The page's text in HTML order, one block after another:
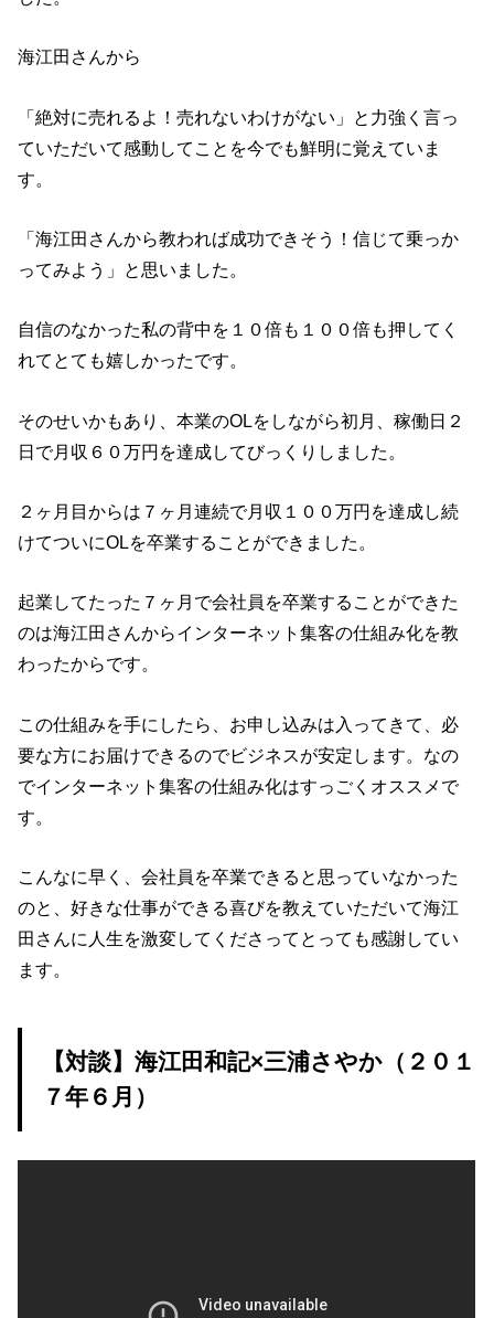
海江田さんから
「絶対に売れるよ！売れないわけがない」と力強く言っ
ていただいて感動してことを今でも鮮明に覚えていま
す。
「海江田さんから教われば成功できそう！信じて乗っか
ってみよう」と思いました。
自信のなかった私の背中を１０倍も１００倍も押してく
れてとても嬉しかったです。
そのせいかもあり、本業のOLをしながら初月、稼働日２
日で月収６０万円を達成してびっくりしました。
２ヶ月目からは７ヶ月連続で月収１００万円を達成し続
けてついにOLを卒業することができました。
起業してたった７ヶ月で会社員を卒業することができた
のは海江田さんからインターネット集客の仕組み化を教
わったからです。
この仕組みを手にしたら、お申し込みは入ってきて、必
要な方にお届けできるのでビジネスが安定します。なの
でインターネット集客の仕組み化はすっごくオススメで
す。
こんなに早く、会社員を卒業できると思っていなかった
のと、好きな仕事ができる喜びを教えていただいて海江
田さんに人生を激変してくださってとっても感謝してい
ます。
【対談】海江田和記×三浦さやか（２０１
７年６月）